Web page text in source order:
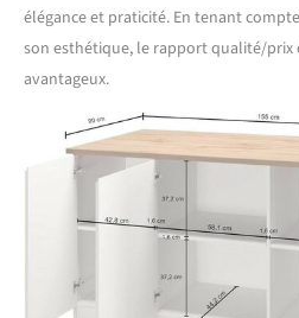
élégance et praticité. En tenant
son esthétique, le rapport qualité/prix
avantageux.